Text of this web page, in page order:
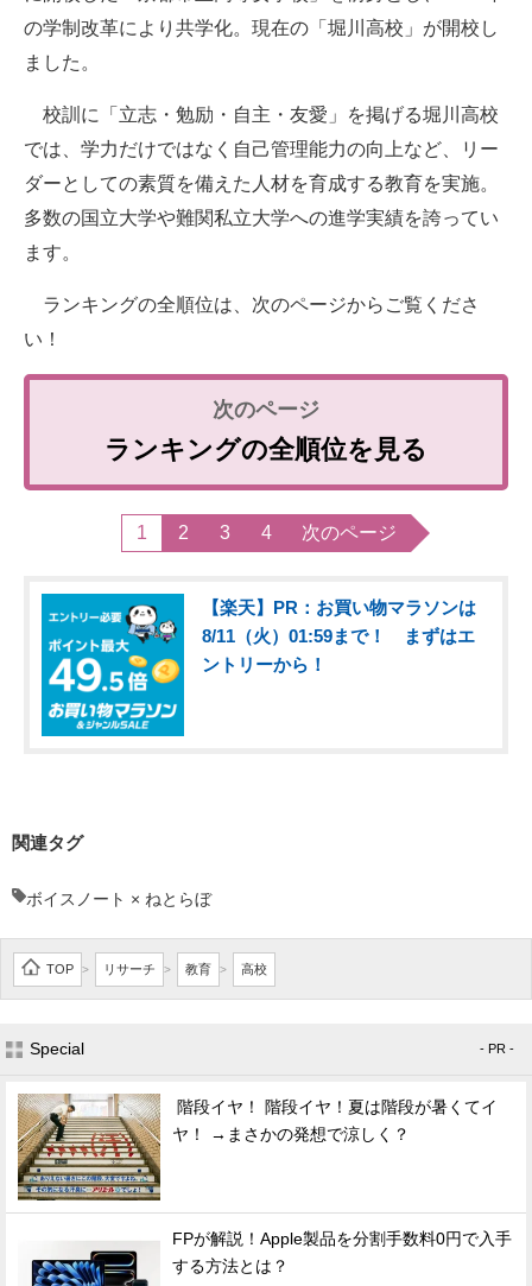
の学制改革により共学化。現在の「堀川高校」が開校し
ました。
校訓に「立志・勉励・自主・友愛」を掲げる堀川高校
では、学力だけではなく自己管理能力の向上など、リー
ダーとしての素質を備えた人材を育成する教育を実施。
多数の国立大学や難関私立大学への進学実績を誇ってい
ます。
ランキングの全順位は、次のページからご覧くださ
い！
ランキングの全順位を見る
1 2 3 4 次のページ
【楽天】PR：お買い物マラソンは
8/11（火）01:59まで！ まずはエ
ントリーから！
関連タグ
ボイスノート × ねとらぼ
TOP > リサーチ > 教育 > 高校
Special - PR -
階段イヤ！ 階段イヤ！夏は階段が暑くてイ
ヤ！ →まさかの発想で涼しく？
FPが解説！Apple製品を分割手数料0円で入手
する方法とは？